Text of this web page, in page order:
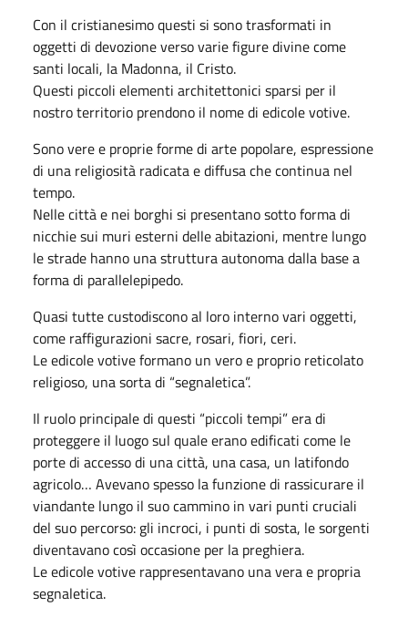
Con il cristianesimo questi si sono trasformati in
oggetti di devozione verso varie figure divine come
santi locali, la Madonna, il Cristo.
Questi piccoli elementi architettonici sparsi per il
nostro territorio prendono il nome di edicole votive.
Sono vere e proprie forme di arte popolare, espressione
di una religiosità radicata e diffusa che continua nel
tempo.
Nelle città e nei borghi si presentano sotto forma di
nicchie sui muri esterni delle abitazioni, mentre lungo
le strade hanno una struttura autonoma dalla base a
forma di parallelepipedo.
Quasi tutte custodiscono al loro interno vari oggetti,
come raffigurazioni sacre, rosari, fiori, ceri.
Le edicole votive formano un vero e proprio reticolato
religioso, una sorta di “segnaletica”.
Il ruolo principale di questi “piccoli tempi” era di
proteggere il luogo sul quale erano edificati come le
porte di accesso di una città, una casa, un latifondo
agricolo… Avevano spesso la funzione di rassicurare il
viandante lungo il suo cammino in vari punti cruciali
del suo percorso: gli incroci, i punti di sosta, le sorgenti
diventavano così occasione per la preghiera.
Le edicole votive rappresentavano una vera e propria
segnaletica.